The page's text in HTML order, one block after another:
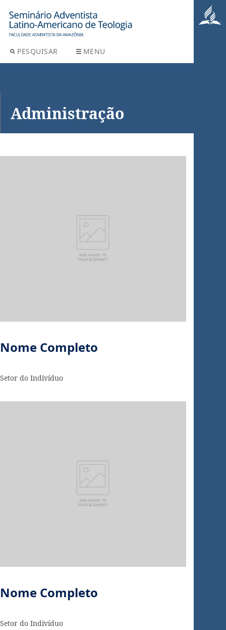
PESQUISAR MENU
Administração
Nome Completo
Setor do Indivíduo
Nome Completo
Setor do Indivíduo